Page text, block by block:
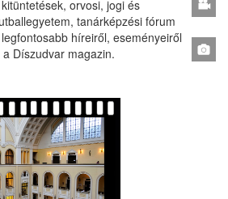
orvosi, jogi és
tanárképzési fórum
híreiről, eseményeiről
Díszudvar magazin.